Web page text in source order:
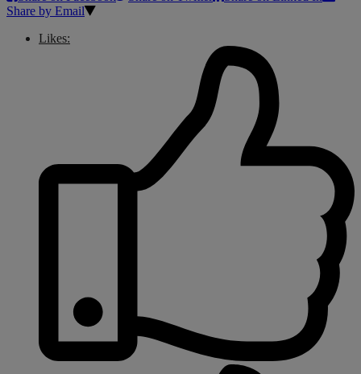
Share by Email
Likes: